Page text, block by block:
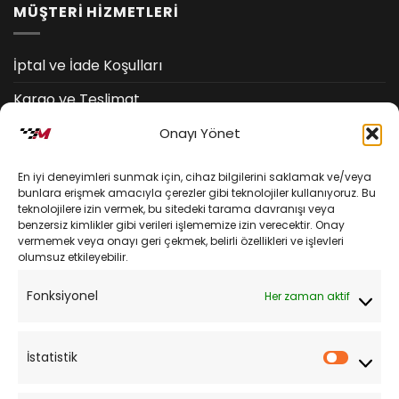
Onayı Yönet
En iyi deneyimleri sunmak için, cihaz bilgilerini saklamak ve/veya
bunlara erişmek amacıyla çerezler gibi teknolojiler kullanıyoruz. Bu
teknolojilere izin vermek, bu sitedeki tarama davranışı veya
benzersiz kimlikler gibi verileri işlememize izin verecektir. Onay
vermemek veya onayı geri çekmek, belirli özellikleri ve işlevleri
olumsuz etkileyebilir.
Fonksiyonel Her zaman aktif
İstatistik
MÜŞTERİ HİZMETLERİ
İptal ve İade Koşulları
Kargo ve Teslimat
Kişisel Verilerin Korunması
YARDIM
Müşteri Hizmetleri
Sipariş Takibi